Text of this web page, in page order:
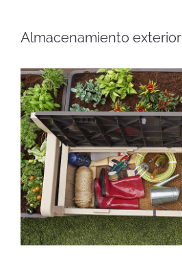
Almacenamiento exterior